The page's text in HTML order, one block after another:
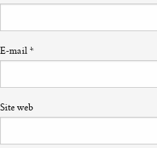
E-mail *
Site web